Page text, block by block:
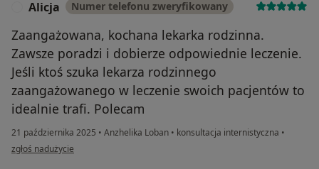
Alicja Numer telefonu zweryfikowany
Zaangażowana, kochana lekarka rodzinna.
Zawsze poradzi i dobierze odpowiednie leczenie.
Jeśli ktoś szuka lekarza rodzinnego
zaangażowanego w leczenie swoich pacjentów to
idealnie trafi. Polecam
21 października 2025 • Anzhelika Loban • konsultacja internistyczna •
w opinii użytkownika Alicja
zgłoś nadużycie